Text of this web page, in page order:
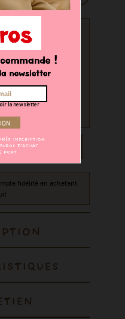
?
non
PANIER
fidélité en achetant
la newsletter